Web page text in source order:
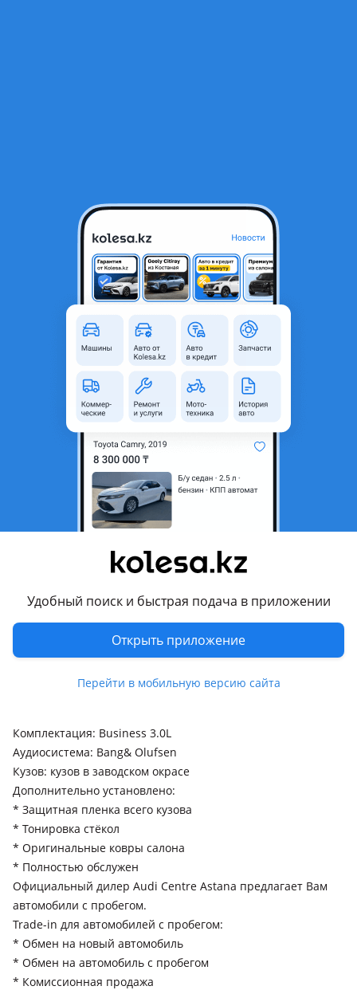
Удобный поиск и быстрая подача в приложении
Открыть приложение
Перейти в мобильную версию сайта
Audi A8 2018 года
28 900 000 ₸
Объявление находится в архиве и может быть
Астана, Акмолинская
2017 - н.в. 4 поколение (A8)
Седан
Объем двигателя, л
Пробег
Автомат
Руль
Слева
Цвет
Растаможен в Казахстане
Да
Комплектация: Business 3.0L
Аудиосистема: Bang& Olufsen
Кузов: кузов в заводском окрасе
Дополнительно установлено:
* Защитная пленка всего кузова
* Тонировка стёкол
* Оригинальные ковры салона
* Полностью обслужен
Официальный дилер Audi Centre Astana предлагает Вам
автомобили с пробегом.
Trade-in для автомобилей с пробегом:
* Обмен на новый автомобиль
* Обмен на автомобиль с пробегом
* Комиссионная продажа